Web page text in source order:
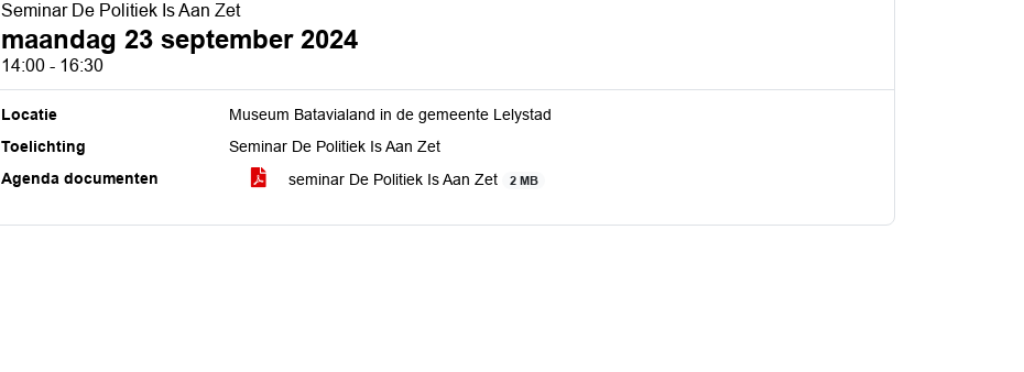
Seminar De Politiek Is Aan Zet
maandag 23 september 2024
14:00 - 16:30
Locatie
Museum Batavialand in de gemeente Lelystad
Toelichting
Seminar De Politiek Is Aan Zet
Agenda documenten
seminar De Politiek Is Aan Zet 2 MB